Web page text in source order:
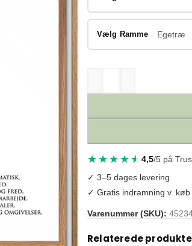
Vælg Ramme Egetræ
4,5/5 på
✓ 3–5 dages levering
✓ Gratis indramning v.
Varenummer (SKU):
Tags:Astrologi Kunst,
Relaterede